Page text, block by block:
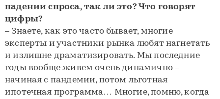
падении спроса, так ли это? Что говорят
цифры?
– Знаете, как это часто бывает, многие
эксперты и участники рынка любят нагнетать
и излишне драматизировать. Мы последние
годы вообще живем очень динамично –
начиная с пандемии, потом льготная
ипотечная программа… Многие, помню, когда